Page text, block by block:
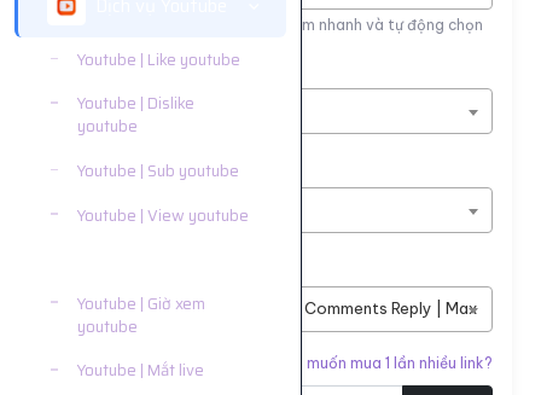
Youtube | Like youtube
Youtube | Dislike
youtube
Youtube | Sub youtube
Youtube | View youtube
Youtube | Giờ xem
youtube
Youtube | Mắt live
Nhập tên hoặc ID dịch vụ để tìm kiếm nhanh và tự động chọn
Nền tảng
Dịch vụ Youtube
Phân loại
Youtube | Cmt youtube
#7293 YouTube Custom Comments Reply | Max 10K |
Liên kết cần tăng Bạn muốn mua 1 lần nhiều link?